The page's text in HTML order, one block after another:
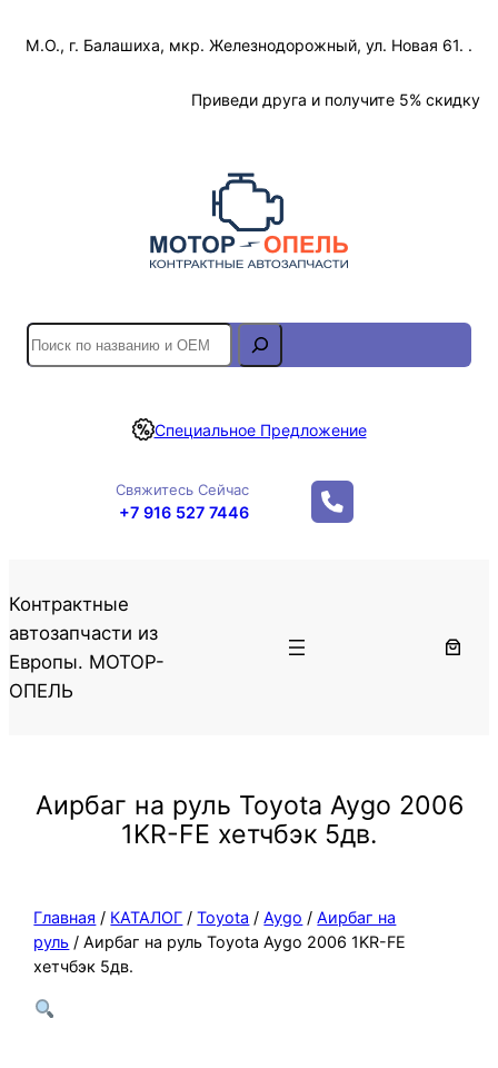
М.О., г. Балашиха, мкр. Железнодорожный, ул. Новая 61. .
Приведи друга и получите 5% скидку
S
e
r
Специальное Предложение
Свяжитесь Сейчас
+7 916 527 7446
Контрактные
автозапчасти из
Европы. МОТОР-
ОПЕЛЬ
Аирбаг на руль Toyota Aygo 2006
1KR-FE хетчбэк 5дв.
Главная / КАТАЛОГ /Toyota /Aygo /Аирбаг на
руль / Аирбаг на руль Toyota Aygo 2006 1KR-FE
хетчбэк 5дв.